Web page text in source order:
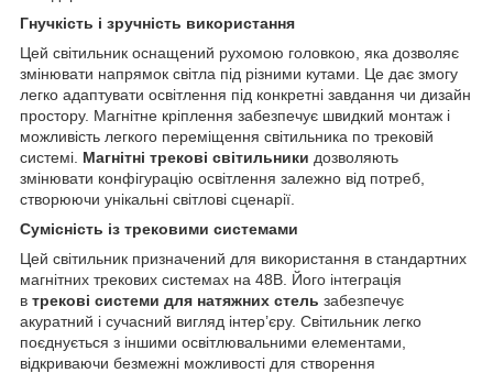
Гнучкість і зручність використання
Цей світильник оснащений рухомою головкою, яка дозволяє
змінювати напрямок світла під різними кутами. Це дає змогу
легко адаптувати освітлення під конкретні завдання чи дизайн
простору. Магнітне кріплення забезпечує швидкий монтаж і
можливість легкого переміщення світильника по трековій
системі. Магнітні трекові світильники дозволяють
змінювати конфігурацію освітлення залежно від потреб,
створюючи унікальні світлові сценарії.
Сумісність із трековими системами
Цей світильник призначений для використання в стандартних
магнітних трекових системах на 48В. Його інтеграція
в трекові системи для натяжних стель забезпечує
акуратний і сучасний вигляд інтер’єру. Світильник легко
поєднується з іншими освітлювальними елементами,
відкриваючи безмежні можливості для створення